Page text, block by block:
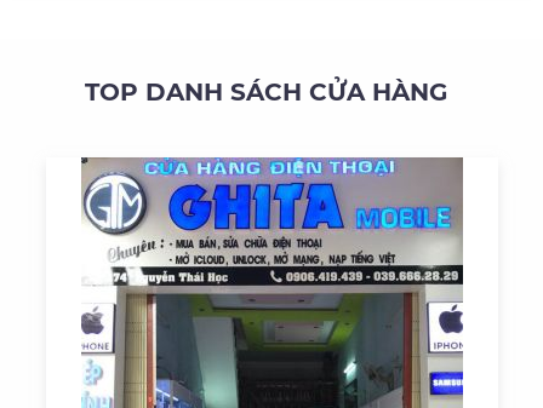
TOP DANH SÁCH CỬA HÀNG